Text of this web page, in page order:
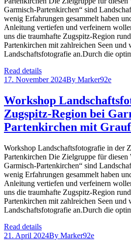
Garmisch-Partenkirchen“ sind
wenig Erfahrungen gesammelt haben
Anleitung vertiefen und verfeinern
uns die traumhafte Zugspitz-Region
Partenkirchen mit zahlreichen Seen und
Landschaftsfotografie an.Durch die
Read details
17. November 2024By Marker92e
Workshop
Zugspitz-Region bei
Partenkirchen mit
Workshop Landschaftsfotografie in der
Partenkirchen Die Zielgruppe für
Garmisch-Partenkirchen“ sind
wenig Erfahrungen gesammelt haben
Anleitung vertiefen und verfeinern
uns die traumhafte Zugspitz-Region
Partenkirchen mit zahlreichen Seen und
Landschaftsfotografie an.Durch die
Read details
21. April 2024By Marker92e